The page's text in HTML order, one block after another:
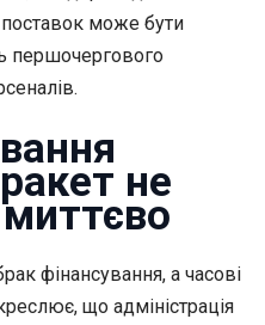
може бути
першочергового
не
миттєво
фінансування, а часові
що адміністрація